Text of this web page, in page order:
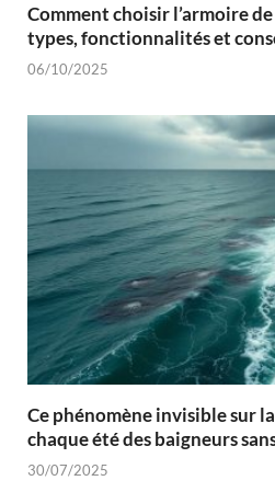
Comment choisir l’armoire
types, fonctionnalités et
06/10/2025
Ce phénomène invisible sur
chaque été des baigneurs
30/07/2025